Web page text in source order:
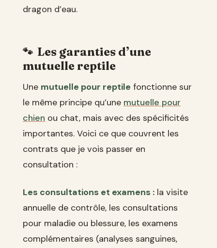
dragon d’eau.
Les garanties d’une
mutuelle reptile
Une mutuelle pour reptile fonctionne sur
le même principe qu’une mutuelle pour
chien ou chat, mais avec des spécificités
importantes. Voici ce que couvrent les
contrats que je vois passer en
consultation :
Les consultations et examens : la visite
annuelle de contrôle, les consultations
pour maladie ou blessure, les examens
complémentaires (analyses sanguines,